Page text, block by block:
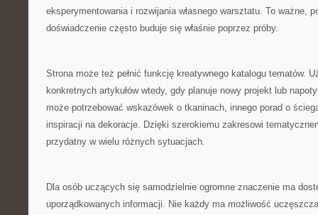
eksperymentowania i rozwijania własnego warsztatu. To ważne,
doświadczenie często buduje się właśnie poprzez próby.
Strona może też pełnić funkcję kreatywnego katalogu tematów.
konkretnych artykułów wtedy, gdy planuje nowy projekt lub
może potrzebować wskazówek o tkaninach, innego porad o
inspiracji na dekoracje. Dzięki szerokiemu zakresowi
przydatny w wielu różnych sytuacjach.
Dla osób uczących się samodzielnie ogromne znaczenie ma
uporządkowanych informacji. Nie każdy ma możliwość